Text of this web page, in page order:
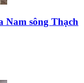
Nam sông Thạch